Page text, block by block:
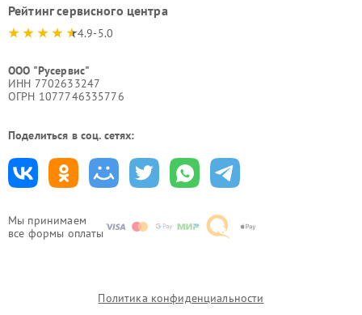
Мы принимаем
все формы оплаты
Рейтинг сервисного центра
4.9-5.0
ООО "Русервис"
ИНН 7702633247
ОГРН 1077746335776
Поделиться в соц. сетях:
Политика конфиденциальности